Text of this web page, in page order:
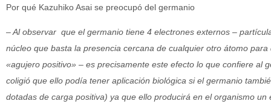
Por qué Kazuhiko Asai se preocupó del germanio
– Al observar que el germanio tiene 4 electrones externos –
núcleo que basta la presencia cercana de cualquier otro átomo
«agujero positivo» – es precisamente este efecto lo que confiere al
coligió que ello podía tener aplicación biológica si el germanio
dotadas de carga positiva) ya que ello producirá en el organismo un